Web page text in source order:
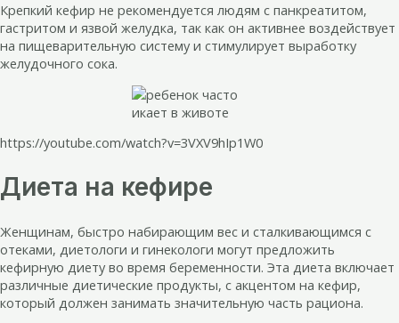
Крепкий кефир не рекомендуется людям с панкреатитом,
гастритом и язвой желудка, так как он активнее воздействует
на пищеварительную систему и стимулирует выработку
желудочного сока.
https://youtube.com/watch?v=3VXV9hIp1W0
Диета на кефире
Женщинам, быстро набирающим вес и сталкивающимся с
отеками, диетологи и гинекологи могут предложить
кефирную диету во время беременности. Эта диета включает
различные диетические продукты, с акцентом на кефир,
который должен занимать значительную часть рациона.